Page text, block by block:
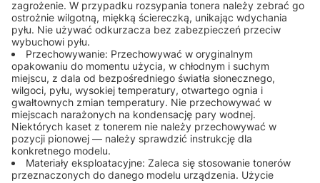
zagrożenie. W przypadku rozsypania tonera należy zebrać go
ostrożnie wilgotną, miękką ściereczką, unikając wdychania
pyłu. Nie używać odkurzacza bez zabezpieczeń przeciw
wybuchowi pyłu.
Przechowywanie: Przechowywać w oryginalnym
opakowaniu do momentu użycia, w chłodnym i suchym
miejscu, z dala od bezpośredniego światła słonecznego,
wilgoci, pyłu, wysokiej temperatury, otwartego ognia i
gwałtownych zmian temperatury. Nie przechowywać w
miejscach narażonych na kondensację pary wodnej.
Niektórych kaset z tonerem nie należy przechowywać w
pozycji pionowej — należy sprawdzić instrukcję dla
konkretnego modelu.
Materiały eksploatacyjne: Zaleca się stosowanie tonerów
przeznaczonych do danego modelu urządzenia. Użycie